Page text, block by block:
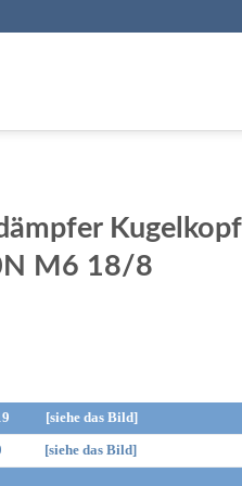
Kugelkopf
M6 18/8
[siehe das Bild]
[siehe das Bild]